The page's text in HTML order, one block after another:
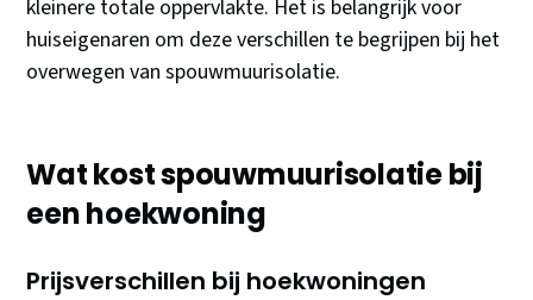
kleinere totale oppervlakte. Het is belangrijk voor
huiseigenaren om deze verschillen te begrijpen bij het
overwegen van spouwmuurisolatie.
Wat kost spouwmuurisolatie bij
een hoekwoning
Prijsverschillen bij hoekwoningen